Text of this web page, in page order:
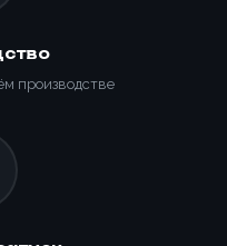
производстве